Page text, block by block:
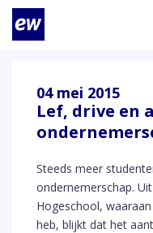
04 mei 2015
Lef, drive en
Steeds meer
ondernemerschap.
Hogeschool,
heb, blijkt dat het